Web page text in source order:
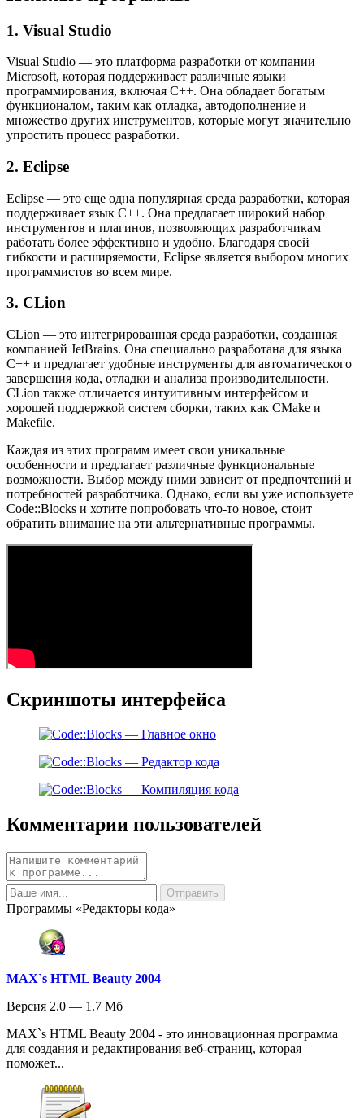
1. Visual Studio
Visual Studio — это платформа разработки от компании
Microsoft, которая поддерживает различные языки
программирования, включая C++. Она обладает богатым
функционалом, таким как отладка, автодополнение и
множество других инструментов, которые могут значительно
упростить процесс разработки.
2. Eclipse
Eclipse — это еще одна популярная среда разработки, которая
поддерживает язык C++. Она предлагает широкий набор
инструментов и плагинов, позволяющих разработчикам
работать более эффективно и удобно. Благодаря своей
гибкости и расширяемости, Eclipse является выбором многих
программистов во всем мире.
3. CLion
CLion — это интегрированная среда разработки, созданная
компанией JetBrains. Она специально разработана для языка
C++ и предлагает удобные инструменты для автоматического
завершения кода, отладки и анализа производительности.
CLion также отличается интуитивным интерфейсом и
хорошей поддержкой систем сборки, таких как CMake и
Makefile.
Каждая из этих программ имеет свои уникальные
особенности и предлагает различные функциональные
возможности. Выбор между ними зависит от предпочтений и
потребностей разработчика. Однако, если вы уже используете
Code::Blocks и хотите попробовать что-то новое, стоит
обратить внимание на эти альтернативные программы.
Скриншоты интерфейса
Комментарии пользователей
Программы «Редакторы кода»
MAX`s HTML Beauty 2004
Версия 2.0 — 1.7 Мб
MAX`s HTML Beauty 2004 - это инновационная программа
для создания и редактирования веб-страниц, которая
поможет...